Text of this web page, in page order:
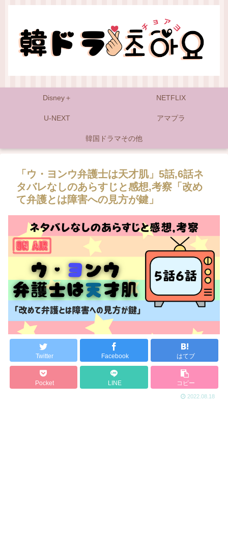
Disney＋ NETFLIX
U-NEXT アマプラ
韓国ドラマその他
「ウ・ヨンウ弁護士は天才肌」5話,6話ネ
タバレなしのあらすじと感想,考察「改め
て弁護とは障害への見方が鍵」
Twitter Facebook はてブ
Pocket LINE コピー
2022.08.18